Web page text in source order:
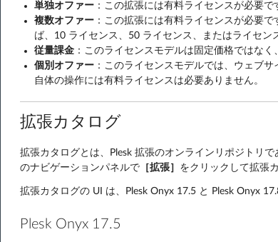
単独オファー ：この拡張には有料ライセンスが必要
複数オファー ：この拡張には有料ライセンスが必要
ば、10 ライセンス、50 ライセンス、またはライセン
従量課金 ：このライセンスモデルは固定価格ではな
個別オファー ：このライセンスモデルでは、ウェブ
自体の操作には有料ライセンスは必要ありません。
拡張カタログ
拡張カタログとは、Plesk 拡張のオンラインリポジトリで
のナビゲーションパネルで ［拡張］ をクリックして拡張
拡張カタログの UI は、Plesk Onyx 17.5 と Plesk Onyx
Plesk Onyx 17.5